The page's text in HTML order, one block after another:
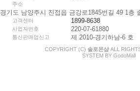
주소
경기도 남양주시 진접읍 금강로1845번길 49 1층
고객센터 1899-8638
사업자번호 220-07-61880
통신판매업신고 제 2010-경기하남-6 호
COPYRIGHT (C) 솔로몬샵 ALL
SYSTEM BY GodoMall